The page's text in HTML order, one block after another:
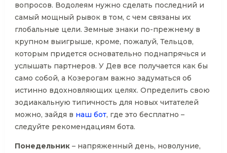
вопросов. Водолеям нужно сделать последний и
самый мощный рывок в том, с чем связаны их
глобальные цели. Земные знаки по-прежнему в
крупном выигрыше, кроме, пожалуй, Тельцов,
которым придется основательно поднапрячься и
услышать партнеров. У Дев все получается как бы
само собой, а Козерогам важно задуматься об
истинно вдохновляющих целях. Определить свою
зодиакальную типичность для новых читателей
можно, зайдя в наш бот, где это бесплатно –
следуйте рекомендациям бота.
Понедельник – напряженный день, новолуние,